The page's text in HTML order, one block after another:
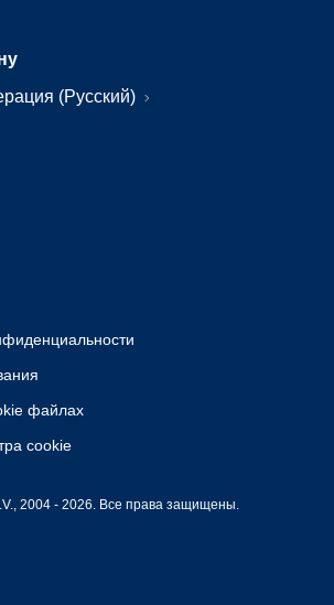
(Русский)
файлах
cookie
2004 - 2026. Все права защищены.